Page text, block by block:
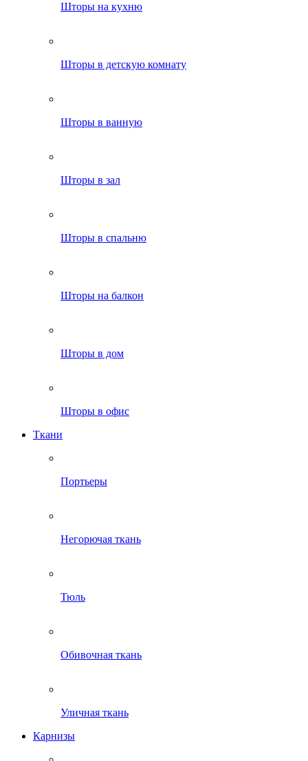
Шторы на кухню
Шторы в детскую комнату
Шторы в ванную
Шторы в зал
Шторы в спальню
Шторы на балкон
Шторы в дом
Шторы в офис
Ткани
Портьеры
Негорючая ткань
Тюль
Обивочная ткань
Уличная ткань
Карнизы